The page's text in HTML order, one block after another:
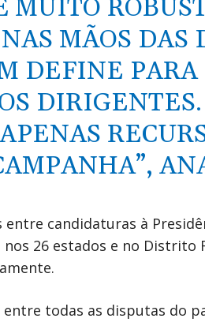
MUITO
MÃOS DAS
DEFINE PARA
candidaturas à
26 estados e no Distrito
todas as disputas do